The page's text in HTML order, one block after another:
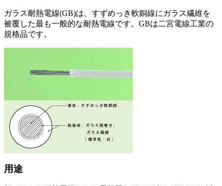
ガラス耐熱電線(GB)は、すずめっき軟銅線にガラス繊維を
被覆した最も一般的な耐熱電線です。GBは二宮電線工業の
規格品です。
用途